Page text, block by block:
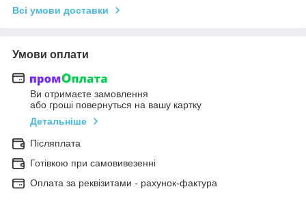
Всі умови доставки
Умови оплати
Ви отримаєте замовлення
або гроші повернуться на вашу картку
Детальніше
Післяплата
Готівкою при самовивезенні
Оплата за реквізитами - рахунок-фактура